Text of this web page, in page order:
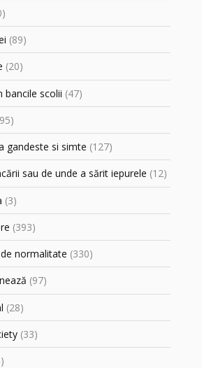
(89)
(20)
bancile scolii (47)
gandeste si simte (127)
sau de unde a sărit iepurele (12)
(3)
(393)
normalitate (330)
(97)
(28)
(33)